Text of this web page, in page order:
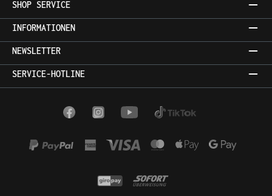
SHOP SERVICE
INFORMATIONEN
NEWSLETTER
SERVICE-HOTLINE